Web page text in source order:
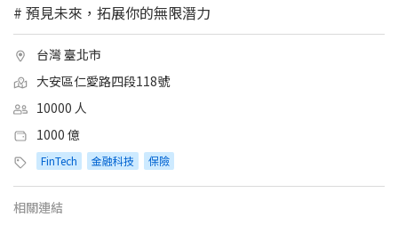
# 預見未來，拓展你的無限潛力
台灣 臺北市
大安區仁愛路四段118號
10000 人
1000 億
FinTech 金融科技 保險
相關連結